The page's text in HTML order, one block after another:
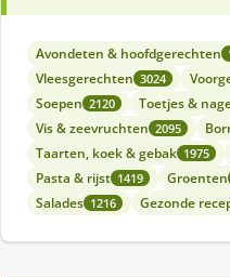
Avondeten & hoofdgerechten
Vleesgerechten 3024
Soepen 2120 Toetjes &
Vis & zeevruchten 2095
Taarten, koek & gebak 1975
Pasta & rijst 1419 Groenten
Salades 1216 Gezonde